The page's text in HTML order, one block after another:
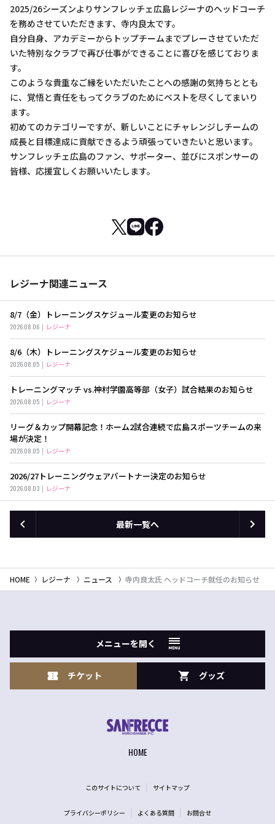
2025/26シーズンよりサンフレッチェ広島レジーナのヘッドコーチ
を務めさせていただきます、寺内良太です。
自分自身、アカデミーからトップチームまでプレーさせていただ
いた特別なクラブで再び仕事ができることに喜びを感じておりま
す。
このような貴重なご縁をいただいたことへの感謝の気持ちととも
に、覚悟と責任をもってクラブのためにベストを尽くしてまいり
ます。
初めてのカテゴリーですが、新しいことにチャレンジしチームの
成長と目標達成に貢献できるよう頑張っていきたいと思います。
サンフレッチェ広島のファン、サポーター、並びにスポンサーの
皆様、応援宜しくお願いいたします。
レジーナ関連ニュース
8/7（金）トレーニングスケジュール変更のお知らせ
2026.08.06 レジーナ
8/6（木）トレーニングスケジュール変更のお知らせ
2026.08.05 レジーナ
トレーニングマッチ vs.神村学園高等部（女子）試合結果のお知らせ
2026.08.05 レジーナ
リーグ＆カップ開幕記念！ホーム2試合連続で広島スポーツチームの来
場が決定！
2026.08.05 レジーナ
2026/27トレーニングウェアパートナー決定のお知らせ
2026.08.03 レジーナ
最新一覧へ
HOME レジーナ ニュース 寺内良太氏 ヘッドコーチ就任のお知らせ
メニューを開く
チケット グッズ
HOME
このサイトについて サイトマップ
プライバシーポリシー よくある質問 お問合せ